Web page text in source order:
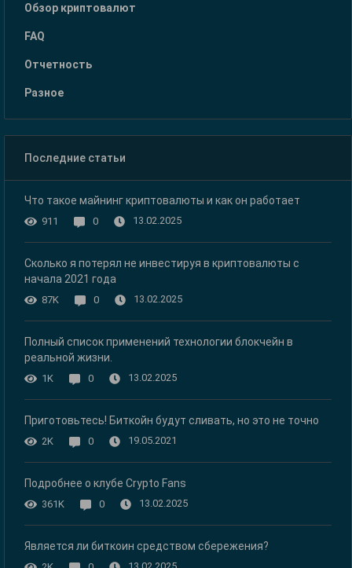
Обзор криптовалют
FAQ
Отчетность
Разное
Последние статьи
Что такое майнинг криптовалюты и как он работает
911 0 13.02.2025
Сколько я потерял не инвестируя в криптовалюты с
начала 2021 года
87K 0 13.02.2025
Полный список применений технологии блокчейн в
реальной жизни.
1K 0 13.02.2025
Приготовьтесь! Биткойн будут сливать, но это не точно
2K 0 19.05.2021
Подробнее о клубе Crypto Fans
361K 0 13.02.2025
Является ли биткоин средством сбережения?